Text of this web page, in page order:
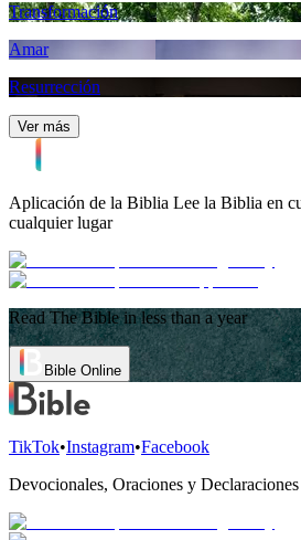
Transformación
Amar
Resurrección
Ver más
Aplicación de la Biblia Lee la Biblia en
cualquier lugar
Read The Bible in less than a year
Bible Online
TikTok•Instagram•Facebook
Devocionales, Oraciones y